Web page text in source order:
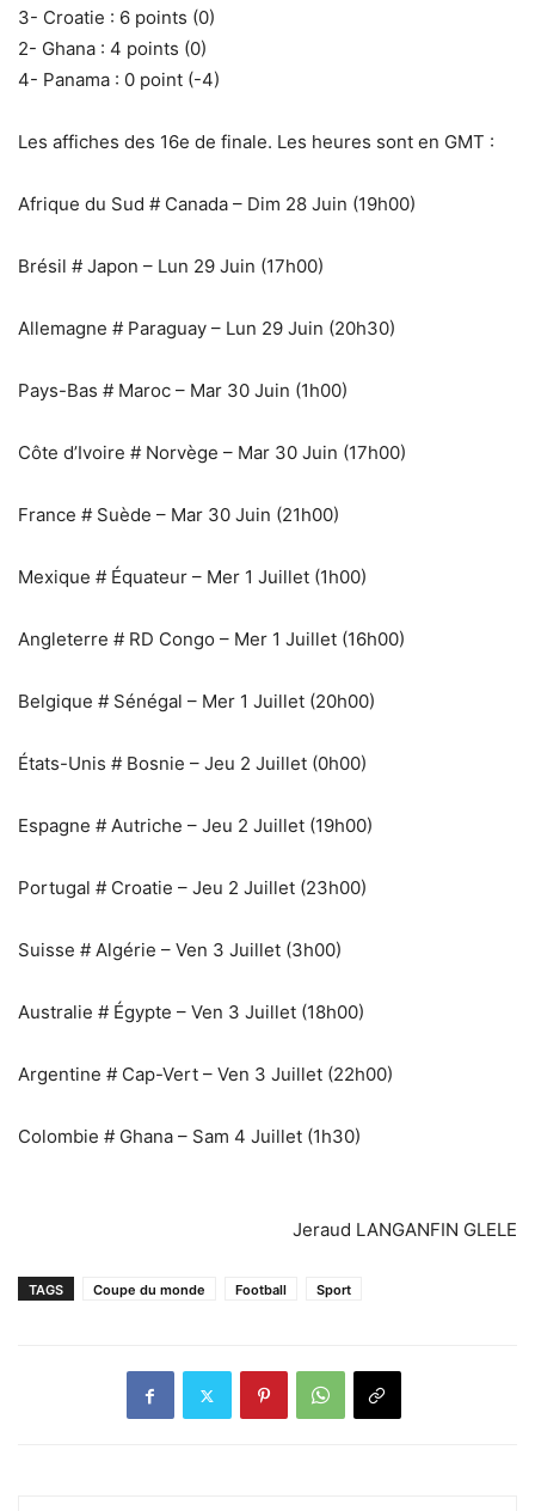
‎3- Croatie : 6 points (0)
‎2- Ghana : 4 points (0)
‎4- Panama : 0 point (-4)
‎Les affiches des 16e de finale. Les heures sont en GMT :
‎Afrique du Sud # Canada – Dim 28 Juin (19h00)
‎Brésil # Japon – Lun 29 Juin (17h00)
‎Allemagne # Paraguay – Lun 29 Juin (20h30)
‎Pays-Bas # Maroc – Mar 30 Juin (1h00)
‎Côte d’Ivoire # Norvège – Mar 30 Juin (17h00)
‎France # Suède – Mar 30 Juin (21h00)
‎Mexique # Équateur – Mer 1 Juillet (1h00)
‎Angleterre # RD Congo – Mer 1 Juillet (16h00)
‎Belgique # Sénégal – Mer 1 Juillet (20h00)
‎États-Unis # Bosnie – Jeu 2 Juillet (0h00)
‎Espagne # Autriche – Jeu 2 Juillet (19h00)
‎Portugal # Croatie – Jeu 2 Juillet (23h00)
‎Suisse # Algérie – Ven 3 Juillet (3h00)
‎Australie # Égypte – Ven 3 Juillet (18h00)
‎Argentine # Cap-Vert – Ven 3 Juillet (22h00)
‎Colombie # Ghana – Sam 4 Juillet (1h30)
Jeraud LANGANFIN GLELE
TAGS Coupe du monde Football Sport